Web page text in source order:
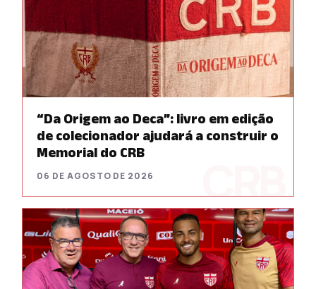
“Da Origem ao Deca”: livro em edição
de colecionador ajudará a construir o
Memorial do CRB
06 DE AGOSTO DE 2026